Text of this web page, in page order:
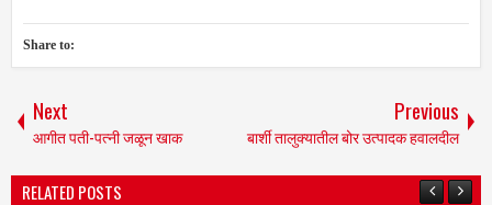
Share to:
Next
आगीत पती-पत्नी जळून खाक
Previous
बार्शी तालुक्‍यातील बोर उत्‍पादक हवालदील
RELATED POSTS